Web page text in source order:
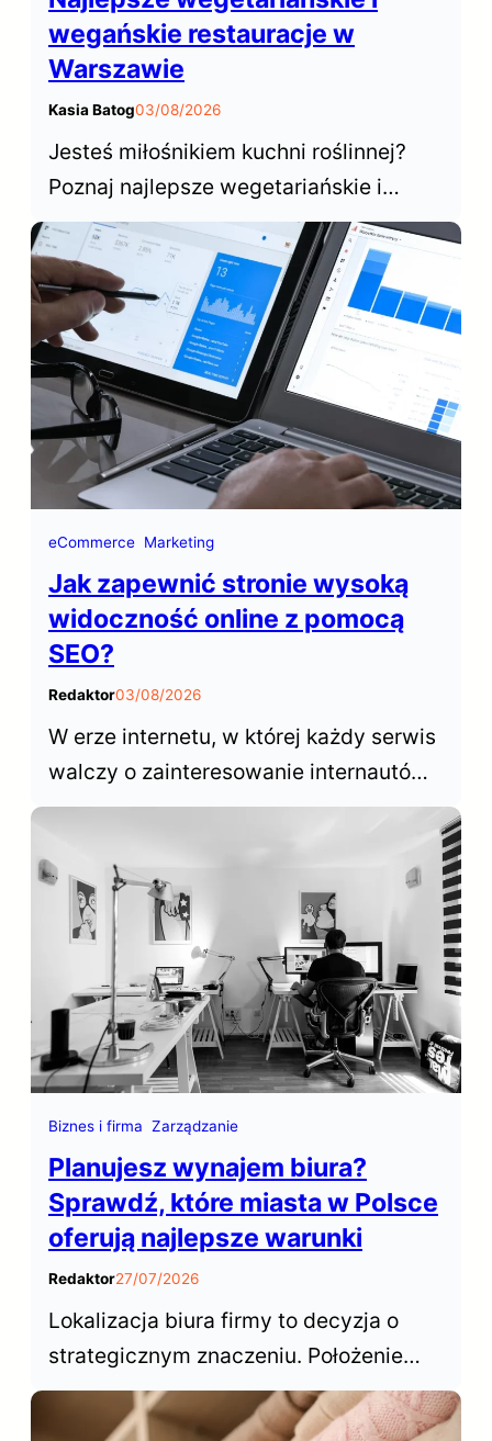
wegańskie restauracje w
Warszawie
Kasia Batog03/08/2026
Jesteś miłośnikiem kuchni roślinnej?
Poznaj najlepsze wegetariańskie i
wegańskie restauracje w Warszawie,
które od lat cieszą się niesłabnącą
popularnością wśród mieszkańców i
turystów odwiedzających stolicę.
eCommerce Marketing
Jak zapewnić stronie wysoką
widoczność online z pomocą
SEO?
Redaktor03/08/2026
W erze internetu, w której każdy serwis
walczy o zainteresowanie internautów,
sukces opiera się na zdolności do
witryny. W tym kontekście,
optymalizacja dla wyszukiwarek,
często określana skrótem SEO (Search
Engine Optimization), odgrywa
kluczową rolę w zwiększaniu…
Biznes i firma Zarządzanie
Planujesz wynajem biura?
Sprawdź, które miasta w Polsce
oferują najlepsze warunki
Redaktor27/07/2026
Lokalizacja biura firmy to decyzja o
strategicznym znaczeniu. Położenie
biura decyduje o dostępie do talentów,
wpływa na koszty operacyjne,